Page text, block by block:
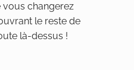
vous changerez
le reste de
là-dessus !